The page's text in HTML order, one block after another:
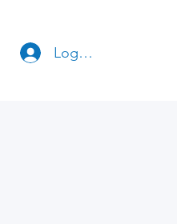
Logg inn